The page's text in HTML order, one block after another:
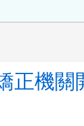
正機關